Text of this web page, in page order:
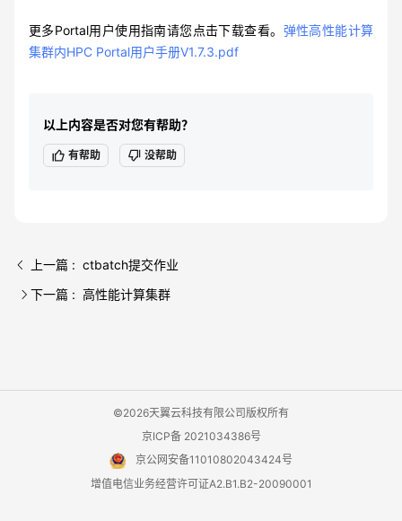
更多Portal用户使用指南请您点击下载查看。 弹性高性能计算
集群内HPC Portal用户手册V1.7.3.pdf
以上内容是否对您有帮助？
有帮助 没帮助
上一篇 : ctbatch提交作业
下一篇 : 高性能计算集群
©2026天翼云科技有限公司版权所有
京ICP备 2021034386号
京公网安备11010802043424号
增值电信业务经营许可证A2.B1.B2-20090001